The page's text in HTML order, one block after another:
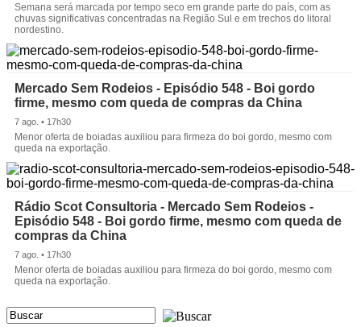
Semana será marcada por tempo seco em grande parte do país, com as
chuvas significativas concentradas na Região Sul e em trechos do litoral
nordestino.
Mercado Sem Rodeios - Episódio 548 - Boi gordo
firme, mesmo com queda de compras da China
7 ago. • 17h30
Menor oferta de boiadas auxiliou para firmeza do boi gordo, mesmo com
queda na exportação.
Rádio Scot Consultoria - Mercado Sem Rodeios -
Episódio 548 - Boi gordo firme, mesmo com queda de
compras da China
7 ago. • 17h30
Menor oferta de boiadas auxiliou para firmeza do boi gordo, mesmo com
queda na exportação.